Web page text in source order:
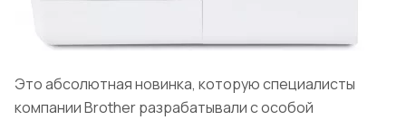
Это абсолютная новинка, которую специалисты
компании Brother разрабатывали с особой